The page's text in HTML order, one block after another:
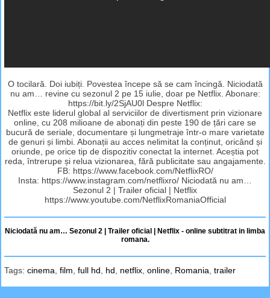
O tocilară. Doi iubiți. Povestea începe să se cam încingă. Niciodată
nu am… revine cu sezonul 2 pe 15 iulie, doar pe Netflix. Abonare:
https://bit.ly/2SjAU0l Despre Netflix:
Netflix este liderul global al serviciilor de divertisment prin vizionare
online, cu 208 milioane de abonați din peste 190 de țări care se
bucură de seriale, documentare și lungmetraje într-o mare varietate
de genuri și limbi. Abonații au acces nelimitat la conținut, oricând și
oriunde, pe orice tip de dispozitiv conectat la internet. Aceștia pot
reda, întrerupe și relua vizionarea, fără publicitate sau angajamente.
FB: https://www.facebook.com/NetflixRO/
Insta: https://www.instagram.com/netflixro/ Niciodată nu am…
Sezonul 2 | Trailer oficial | Netflix
https://www.youtube.com/NetflixRomaniaOfficial
Niciodată nu am… Sezonul 2 | Trailer oficial | Netflix - online subtitrat in limba
romana.
Tags: cinema film full hd hd netflix online Romania trailer